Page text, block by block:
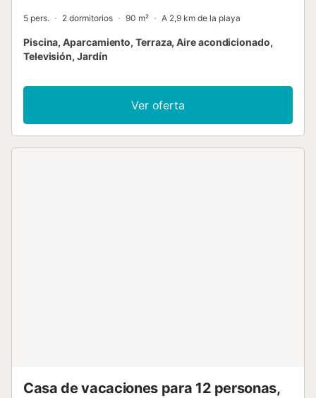
5 pers. 2 dormitorios 90 m² A 2,9 km de la playa
Piscina, Aparcamiento, Terraza, Aire acondicionado,
Televisión, Jardín
Ver oferta
Casa de vacaciones para 12 personas,